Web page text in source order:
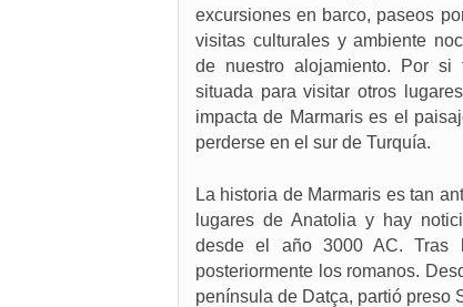
excursiones en barco, paseos
visitas culturales y ambiente
de nuestro alojamiento. Por si
situada para visitar otros
impacta de Marmaris es el
perderse en el sur de Turquía.
La historia de Marmaris es tan
lugares de Anatolia y hay
desde el año 3000 AC. Tras
posteriormente los romanos.
península de Datça, partió preso